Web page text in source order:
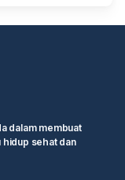
dalam membuat
hidup sehat dan